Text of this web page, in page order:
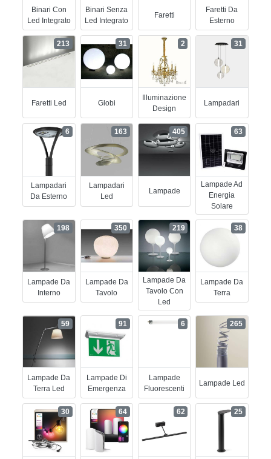
Binari Con
Led Integrato
Binari Senza
Led Integrato
Faretti
Faretti Da
Esterno
Faretti Led
213
Globi
31
Illuminazione
Design
2
Lampadari
31
Lampadari
Da Esterno
6
Lampadari
Led
163
Lampade
405
Lampade Ad
Energia
Solare
63
Lampade Da
Interno
198
Lampade Da
Tavolo
350
Lampade Da
Tavolo Con
Led
219
Lampade Da
Terra
38
Lampade Da
Terra Led
59
Lampade Di
Emergenza
91
Lampade
Fluorescenti
6
Lampade Led
265
30 64 62 25